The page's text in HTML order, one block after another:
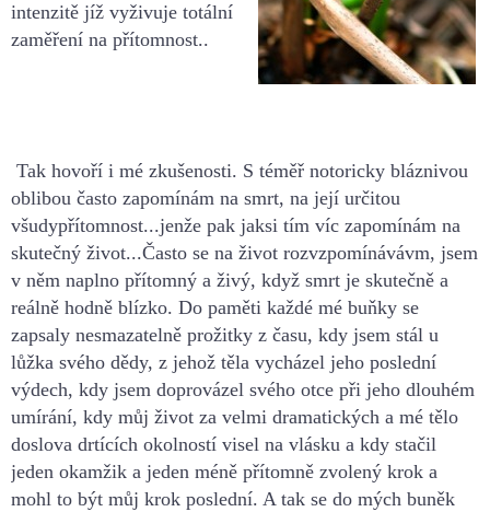
intenzitě jíž vyživuje totální
zaměření na přítomnost..
Tak hovoří i mé zkušenosti. S téměř notoricky bláznivou
oblibou často zapomínám na smrt, na její určitou
všudypřítomnost...jenže pak jaksi tím víc zapomínám na
skutečný život...Často se na život rozvzpomínávávm, jsem
v něm naplno přítomný a živý, když smrt je skutečně a
reálně hodně blízko. Do paměti každé mé buňky se
zapsaly nesmazatelně prožitky z času, kdy jsem stál u
lůžka svého dědy, z jehož těla vycházel jeho poslední
výdech, kdy jsem doprovázel svého otce při jeho dlouhém
umírání, kdy můj život za velmi dramatických a mé tělo
doslova drtících okolností visel na vlásku a kdy stačil
jeden okamžik a jeden méně přítomně zvolený krok a
mohl to být můj krok poslední. A tak se do mých buněk